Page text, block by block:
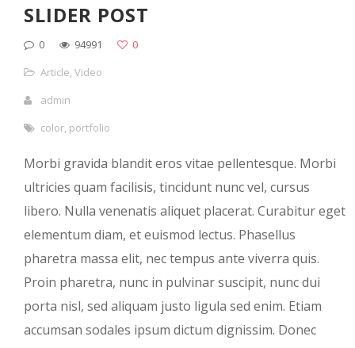
SLIDER POST
0 94991
0
Article,Video
admin
color, portfolio
Morbi gravida blandit eros vitae pellentesque. Morbi
ultricies quam facilisis, tincidunt nunc vel, cursus
libero. Nulla venenatis aliquet placerat. Curabitur eget
elementum diam, et euismod lectus. Phasellus
pharetra massa elit, nec tempus ante viverra quis.
Proin pharetra, nunc in pulvinar suscipit, nunc dui
porta nisl, sed aliquam justo ligula sed enim. Etiam
accumsan sodales ipsum dictum dignissim. Donec